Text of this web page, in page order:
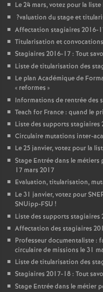
Le 24 mars, votez pour la liste
?valuation du stage et
Affectation stagiaires 2016-
Titularisation et
Stagiaires 2016-17 : Tout
Liste de titularisation des
Le plan Académique de
« reformes »
Informations de rentrée des
Teach for France : quand le
Liste des supports stagiaires
Circulaire mutations inter-
Le 25 janvier, votez pour la
Stage Entrée dans le
17 mars 2017
Evaluation, titularisation,
Le 31 janvier, votez pour
SNUipp-FSU !
Liste des supports stagiaires
Affectation des stagiaires
Professeur documentaliste :
circulaire de missions le 31
Liste de titularisation des
Stagiaires 2017-18 : Tout
Stage Entrée dans le métier